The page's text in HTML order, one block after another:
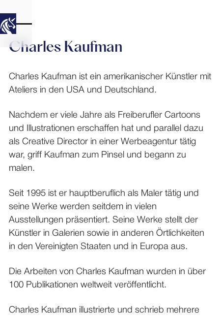
Charles Kaufman
Charles Kaufman ist ein amerikanischer Künstler mit
Ateliers in den USA und Deutschland.
Nachdem er viele Jahre als Freiberufler Cartoons
und Illustrationen erschaffen hat und parallel dazu
als Creative Director in einer Werbeagentur tätig
war, griff Kaufman zum Pinsel und begann zu
malen.
Seit 1995 ist er hauptberuflich als Maler tätig und
seine Werke werden seitdem in vielen
Ausstellungen präsentiert. Seine Werke stellt der
Künstler in Galerien sowie in anderen Örtlichkeiten
in den Vereinigten Staaten und in Europa aus.
Die Arbeiten von Charles Kaufman wurden in über
100 Publikationen weltweit veröffentlicht.
Charles Kaufman illustrierte und schrieb mehrere